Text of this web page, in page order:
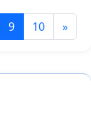
9 10 »